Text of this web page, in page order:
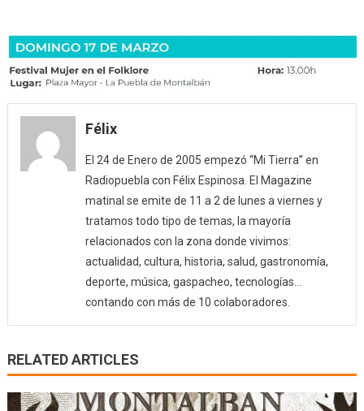
Félix
El 24 de Enero de 2005 empezó “Mi Tierra” en
Radiopuebla con Félix Espinosa. El Magazine
matinal se emite de 11 a 2 de lunes a viernes y
tratamos todo tipo de temas, la mayoría
relacionados con la zona donde vivimos:
actualidad, cultura, historia, salud, gastronomía,
deporte, música, gaspacheo, tecnologías…
contando con más de 10 colaboradores.
RELATED ARTICLES